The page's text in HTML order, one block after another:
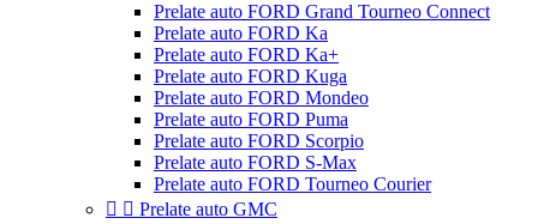
Prelate auto FORD Grand Tourneo Connect
Prelate auto FORD Ka
Prelate auto FORD Ka+
Prelate auto FORD Kuga
Prelate auto FORD Mondeo
Prelate auto FORD Puma
Prelate auto FORD Scorpio
Prelate auto FORD S-Max
Prelate auto FORD Tourneo Courier
  Prelate auto GMC